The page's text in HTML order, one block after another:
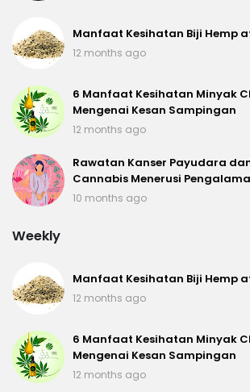
Manfaat Kesihatan Biji Hemp
12 months ago
6 Manfaat Kesihatan Minyak
Mengenai Kesan Sampingan
12 months ago
Rawatan Kanser Payudara
Cannabis Menerusi
10 months ago
Weekly
Manfaat Kesihatan Biji Hemp
12 months ago
6 Manfaat Kesihatan Minyak
Mengenai Kesan Sampingan
12 months ago